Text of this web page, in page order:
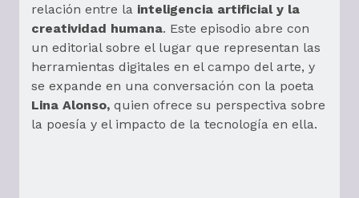
relación entre la inteligencia artificial y la
creatividad humana. Este episodio abre con
un editorial sobre el lugar que representan las
herramientas digitales en el campo del arte, y
se expande en una conversación con la poeta
Lina Alonso, quien ofrece su perspectiva sobre
la poesía y el impacto de la tecnología en ella.